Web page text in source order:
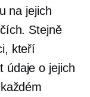
na jejich
Stejně
kteří
údaje o jejich